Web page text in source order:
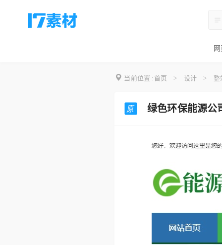
当前位置 :首页 > 设计 > 整
绿色环保能源公